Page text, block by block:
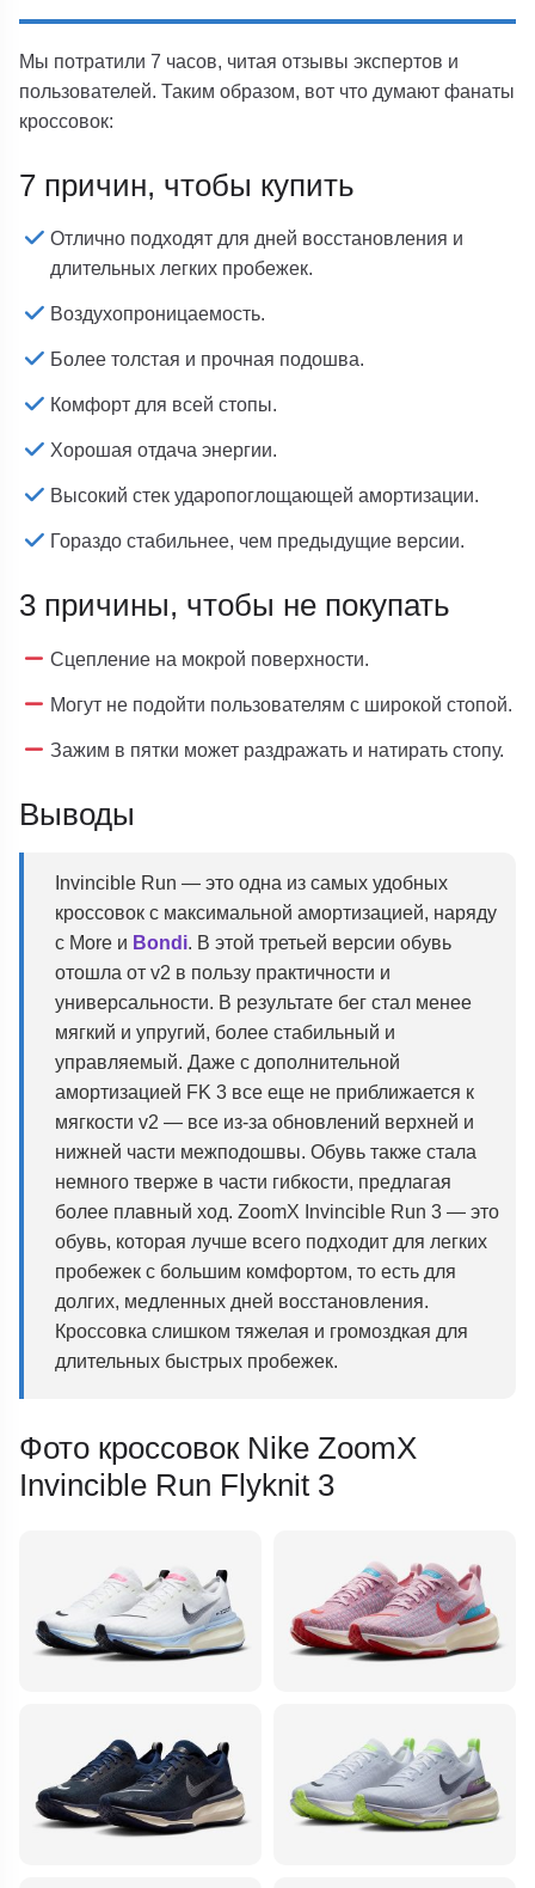
Мы потратили 7 часов, читая отзывы экспертов и
пользователей. Таким образом, вот что думают фанаты
кроссовок:
7 причин, чтобы купить
Отлично подходят для дней восстановления и
длительных легких пробежек.
Воздухопроницаемость.
Более толстая и прочная подошва.
Комфорт для всей стопы.
Хорошая отдача энергии.
Высокий стек ударопоглощающей амортизации.
Гораздо стабильнее, чем предыдущие версии.
3 причины, чтобы не покупать
Сцепление на мокрой поверхности.
Могут не подойти пользователям с широкой стопой.
Зажим в пятки может раздражать и натирать стопу.
Выводы
Invincible Run — это одна из самых удобных
кроссовок с максимальной амортизацией, наряду
с More и Bondi. В этой третьей версии обувь
отошла от v2 в пользу практичности и
универсальности. В результате бег стал менее
мягкий и упругий, более стабильный и
управляемый. Даже с дополнительной
амортизацией FK 3 все еще не приближается к
мягкости v2 — все из-за обновлений верхней и
нижней части межподошвы. Обувь также стала
немного тверже в части гибкости, предлагая
более плавный ход. ZoomX Invincible Run 3 — это
обувь, которая лучше всего подходит для легких
пробежек с большим комфортом, то есть для
долгих, медленных дней восстановления.
Кроссовка слишком тяжелая и громоздкая для
длительных быстрых пробежек.
Фото кроссовок Nike ZoomX
Invincible Run Flyknit 3